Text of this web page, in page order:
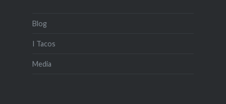
Blog
I Tacos
Media